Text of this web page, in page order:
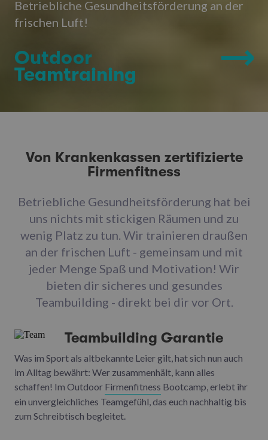
Betriebliche Gesundheitsförderung an der
frischen Luft!
Outdoor
Teamtraining
Von Krankenkassen zertifizierte
Firmenfitness
Betriebliche Gesundheitsförderung hat bei
uns nichts mit stickigen Räumen und zu
wenig Platz zu tun. Wir trainieren draußen
an der frischen Luft - gemeinsam und mit
jeder Menge Spaß und Motivation! Wir
bieten dir sicheres und gesundes
Teambuilding - direkt bei dir vor Ort.
Teambuilding Garantie
Was im Sport als altbekannte Leier gilt, hat sich nun auch
im Alltag bewährt: Wer zusammenhält, kann alles
schaffen! Im Outdoor Firmenfitness Bootcamp, erlebt ihr
ein unvergleichliches Teamgefühl, das euch nachhaltig bis
zum Schreibtisch begleitet.